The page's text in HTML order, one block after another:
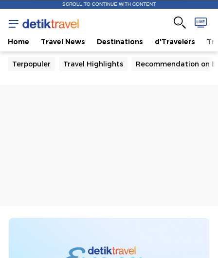
SCROLL TO CONTINUE WITH CONTENT
Home Travel News Destinations d'Travelers
Terpopuler Travel Highlights Recommendation on